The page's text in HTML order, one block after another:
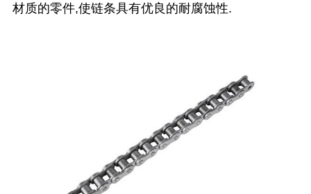
材质的零件,使链条具有优良的耐腐蚀性.